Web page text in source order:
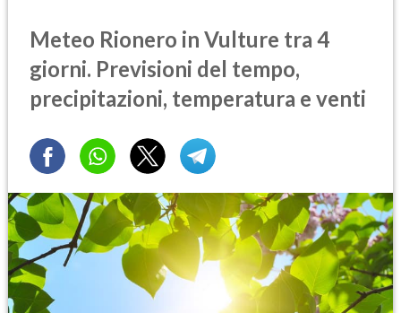
Meteo Rionero in Vulture tra 4
giorni. Previsioni del tempo,
precipitazioni, temperatura e venti